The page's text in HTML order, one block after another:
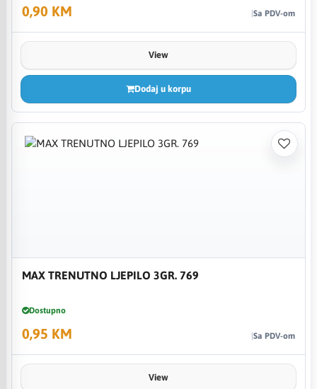
0,90 KM Sa PDV-om
View
Dodaj u korpu
MAX TRENUTNO LJEPILO 3GR. 769
Dostupno
0,95 KM Sa PDV-om
View